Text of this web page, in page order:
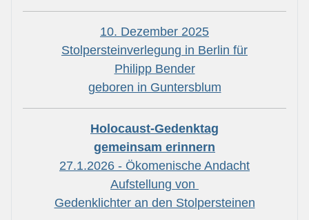
10. Dezember 2025
Stolpersteinverlegung in Berlin für
Philipp Bender
geboren in Guntersblum
Holocaust-Gedenktag
gemeinsam erinnern
27.1.2026 - Ökomenische Andacht
Aufstellung von
Gedenklichter an den Stolpersteinen